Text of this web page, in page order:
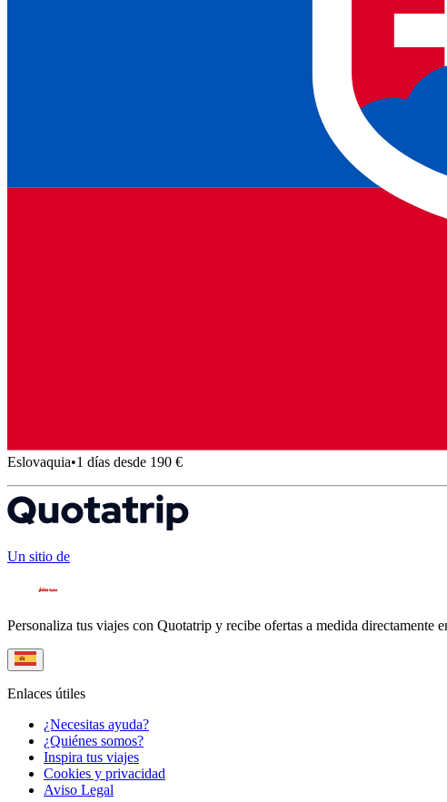
Eslovaquia•1 días desde 190 €
Un sitio de
Personaliza tus viajes con Quotatrip y recibe ofertas a medida directamente
Enlaces útiles
¿Necesitas ayuda?
¿Quiénes somos?
Inspira tus viajes
Cookies y privacidad
Aviso Legal